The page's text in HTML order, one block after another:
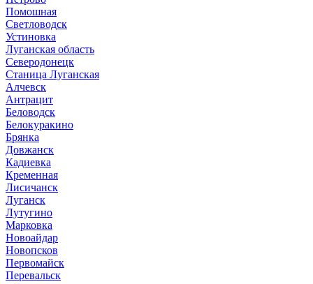
Помошная
Светловодск
Устиновка
Луганская область
Северодонецк
Станица Луганская
Алчевск
Антрацит
Беловодск
Белокуракино
Брянка
Довжанск
Кадиевка
Кременная
Лисичанск
Луганск
Лутугино
Марковка
Новоайдар
Новопсков
Первомайск
Перевальск